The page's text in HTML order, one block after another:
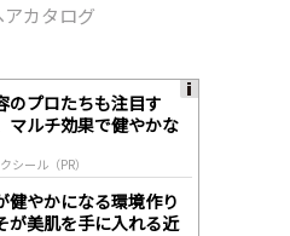
カタログ
のプロたちも注目す
マルチ効果で健やかな
シール（PR）
健やかになる環境作り
が美肌を手に入れる近